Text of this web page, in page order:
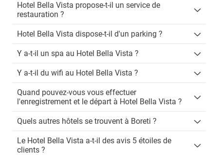
Hotel Bella Vista propose-t-il un service de
restauration ?
Hotel Bella Vista dispose-t-il d'un parking ?
Y a-t-il un spa au Hotel Bella Vista ?
Y a-t-il du wifi au Hotel Bella Vista ?
Quand pouvez-vous vous effectuer
l'enregistrement et le départ à Hotel Bella Vista ?
Quels autres hôtels se trouvent à Boreti ?
Le Hotel Bella Vista a-t-il des avis 5 étoiles de
clients ?